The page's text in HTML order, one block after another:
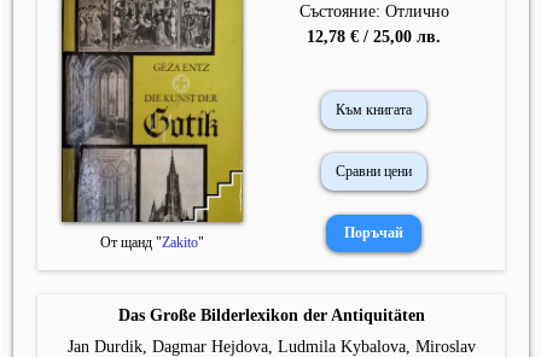
От щанд "Zakito"
Състояние: Отлично
12,78 € / 25,00 лв.
Към книгата
Сравни цени
Das Große Bilderlexikon der Antiquitäten
Jan Durdik, Dagmar Hejdova, Ludmila Kybalova, Miroslav